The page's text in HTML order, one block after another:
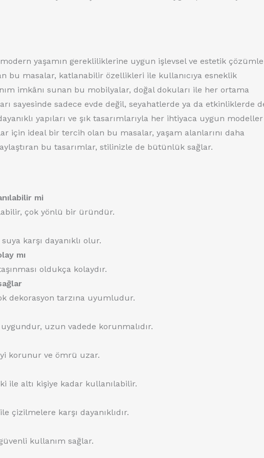
yaşamın gerekliliklerine uygun işlevsel ve estetik
bu masalar, katlanabilir özellikleri ile kullanıcıya esneklik
imkânı sunan bu mobilyalar, doğal dokuları ile her ortama
sayesinde sadece evde değil, seyahatlerde ya da etkinliklerde
yapıları ve şık tasarımlarıyla her ihtiyaca uygun modeller
için ideal bir tercih olan bu masalar, yaşam alanlarını daha
bu tasarımlar, stilinizle de bütünlük sağlar.
mi
çok yönlü bir üründür.
karşı dayanıklı olur.
mı
oldukça kolaydır.
dekorasyon tarzına uyumludur.
uzun vadede korunmalıdır.
korunur ve ömrü uzar.
ile altı kişiye kadar kullanılabilir.
çizilmelere karşı dayanıklıdır.
kullanım sağlar.